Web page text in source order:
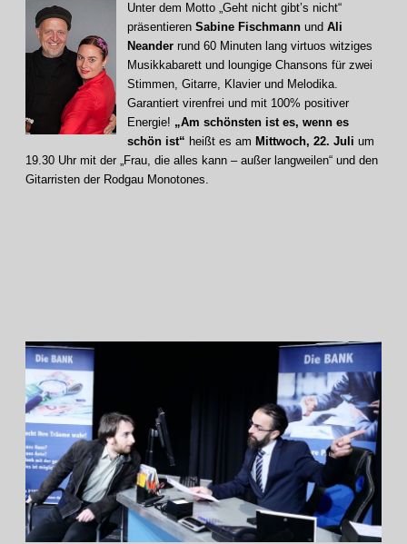
Unter dem Motto „Geht nicht gibt’s nicht“
präsentieren Sabine Fischmann und Ali
Neander rund 60 Minuten lang virtuos witziges
Musikkabarett und loungige Chansons für zwei
Stimmen, Gitarre, Klavier und Melodika.
Garantiert virenfrei und mit 100% positiver
Energie! „Am schönsten ist es, wenn es
schön ist“ heißt es am Mittwoch, 22. Juli um
19.30 Uhr mit der „Frau, die alles kann – außer langweilen“ und den
Gitarristen der Rodgau Monotones.